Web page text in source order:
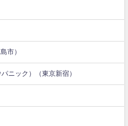
市）
ニック）（東京新宿）